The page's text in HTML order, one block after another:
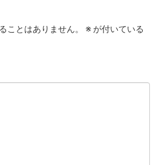
ことはありません。 ※が付いている